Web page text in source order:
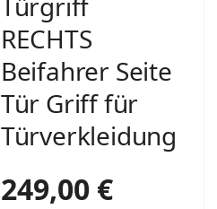
RECHTS
Beifahrer Seite
Tür Griff für
Türverkleidung
249,00 €